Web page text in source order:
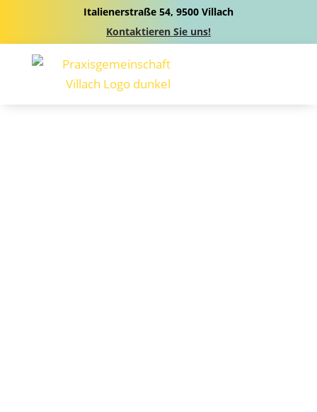
Italienerstraße 54, 9500 Villach
Kontaktieren Sie uns!